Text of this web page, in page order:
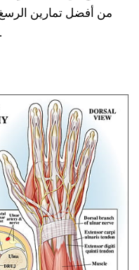
من أفضل تمارين
نطاق الحركة وتسريع وقت التعافي.